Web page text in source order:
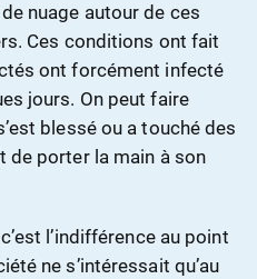
nuage autour de ces
Ces conditions ont fait
ont forcément infecté
jours. On peut faire
blessé ou a touché des
de porter la main à son
l’indifférence au point
ne s’intéressait qu’au